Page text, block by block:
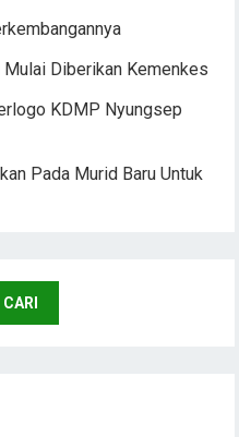
Diberikan Kemenkes
KDMP Nyungsep
Pada Murid Baru Untuk